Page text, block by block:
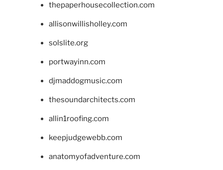
thepaperhousecollection.com
allisonwillisholley.com
solslite.org
portwayinn.com
djmaddogmusic.com
thesoundarchitects.com
allin1roofing.com
keepjudgewebb.com
anatomyofadventure.com